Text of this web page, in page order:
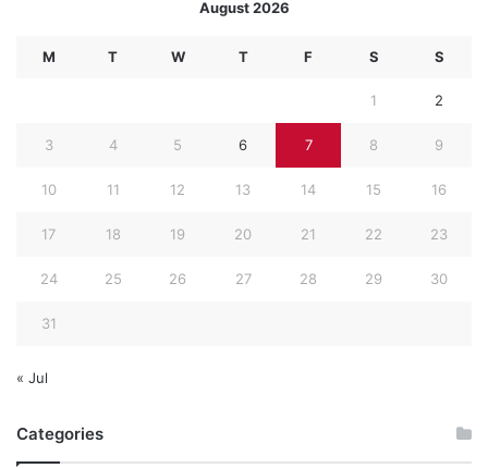
August 2026
M T W T F S S
1 2
3 4 5 6 7 8 9
10 11 12 13 14 15 16
17 18 19 20 21 22 23
24 25 26 27 28 29 30
31
« Jul
Categories